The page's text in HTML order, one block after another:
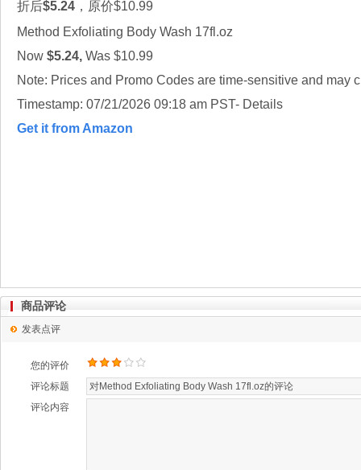
折后$5.24 ，原价$10.99
Method Exfoliating Body Wash 17fl.oz
Now $5.24, Was $10.99
Note: Prices and Promo Codes are time-sensitive and may
Timestamp: 07/21/2026 09:18 am PST- Details
Get it from Amazon
商品评论
发表点评
您的评价
评论标题
评论内容